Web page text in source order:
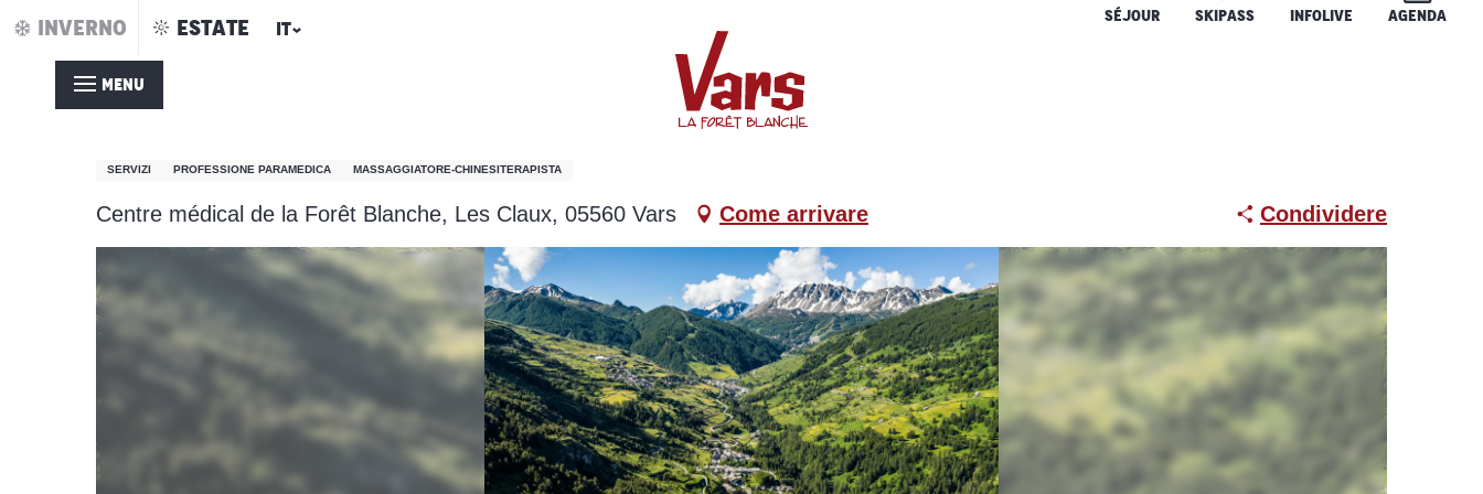
Aller
contenu
principal
INVERNO ESTATE IT
MENU
SÉJOUR SKIPASS INFOLIVE AGENDA
Casa – Estate Masseur - Kinésithérapeute du sport -DE
Masseur - Kinésithérapeute du sport -DE
SERVIZI PROFESSIONE PARAMEDICA MASSAGGIATORE-CHINESITERAPISTA
Centre médical de la Forêt Blanche, Les Claux, 05560 Vars Come arrivare Condividere